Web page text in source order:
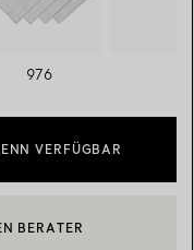
976
VERFÜGBAR
ODER EINEN
BERATER